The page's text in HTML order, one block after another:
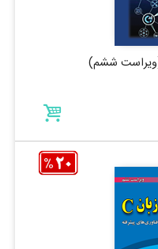
(ویراست ششم)